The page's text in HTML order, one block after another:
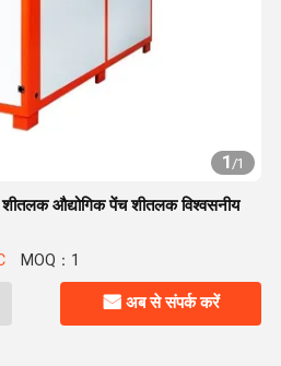
1/1
औद्योगिक पेंच शीतलक विश्वसनीय
MOQ：1
अब से संपर्क करें